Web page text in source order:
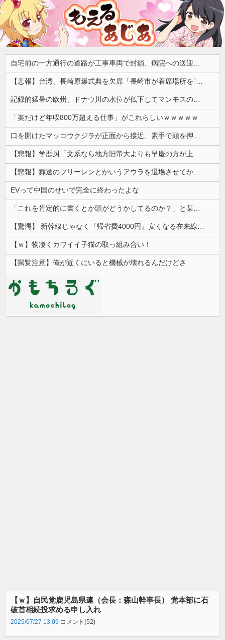
自宅前の一方通行の道路が工事車両で封鎖、病院への送迎のために車をどかして欲しいと作業スタッフに頼むと……
【悲報】台湾、長崎原爆式典を欠席「長崎市が着席場所を”外交団エリア外にあえて配置”した！」 → ﾈｯﾄ「核を持つ中国に屈指した！」「失礼すぎ」「台湾は筋通した！」ｗｗｗｗｗ
記録的猛暑の欧州、ドナウ川の水位が低下してマンモスの骨や沈没したドイツ軍の戦艦が出現
「楽だけど年収800万超える仕事」がこれらしいｗｗｗｗｗ
口を開けたマッコウクジラが正面から接近、素手で頭を押し返すダイバー「まだ子どもで、変な魚が何なのか確かめてるだけ」【海外の反応】
【悲報】学歴厨「文系なら地方旧帝大よりも早慶の方が上！」←これｗｗｗｗ
【悲報】葬送のフリーレンとかいうアウラを退場させてから駄作になった作品ｗｗｗｗｗ
EVって中国のせいで完全に終わったよな
「これを肯定的に書くとか頭がどうかしてるのか？」と某メディアの焚書称賛記事にツッコミ殺到、自分で本屋を作るとかそういう話かと思ったら……
【驚愕】 新幹線じゃなく『帰省費4000円』安くなる在来線で帰省した結果ｗｗｗｗｗ
【ｗ】物凄くカワイイ子猫の取っ組み合い！
【閲覧注意】俺が近くにいると機械が壊れるんだけどさ
【ｗ】自民党鹿児島県連（会長：森山幹事長） 党本部に石
破首相続投求める申し入れ
2025/07/27 13:09 コメント(52)